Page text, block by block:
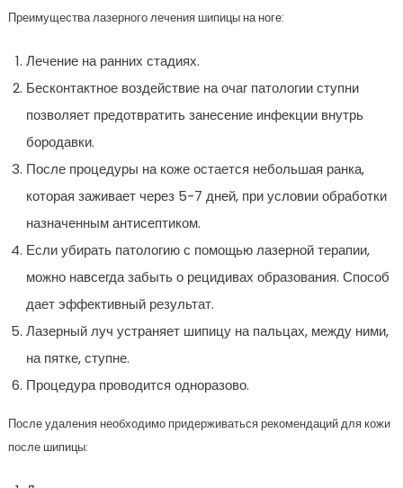
Преимущества лазерного лечения шипицы на ноге:
Лечение на ранних стадиях.
Бесконтактное воздействие на очаг патологии ступни
позволяет предотвратить занесение инфекции внутрь
бородавки.
После процедуры на коже остается небольшая ранка,
которая заживает через 5-7 дней, при условии обработки
назначенным антисептиком.
Если убирать патологию с помощью лазерной терапии,
можно навсегда забыть о рецидивах образования. Способ
дает эффективный результат.
Лазерный луч устраняет шипицу на пальцах, между ними,
на пятке, ступне.
Процедура проводится одноразово.
После удаления необходимо придерживаться рекомендаций для кожи
после шипицы: